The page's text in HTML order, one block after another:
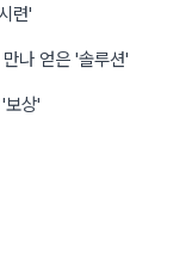
련'
나 얻은 '솔루션'
보상'